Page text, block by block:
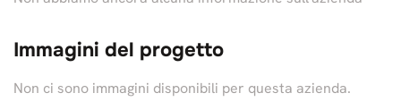
Immagini del progetto
Non ci sono immagini disponibili per questa azienda.